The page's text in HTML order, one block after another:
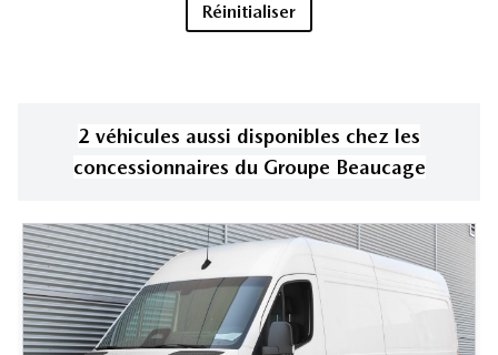
Réinitialiser
2 véhicules aussi disponibles chez les
concessionnaires du Groupe Beaucage